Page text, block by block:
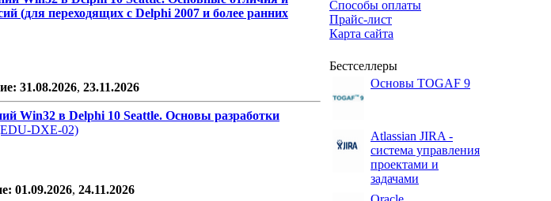
(для переходящих с Delphi 2007 и более ранних
31.08.2026, 23.11.2026
Win32 в Delphi 10 Seattle. Основы разработки
DXE-02)
01.09.2026, 24.11.2026
Способы оплаты
Прайс-лист
Карта сайта
Бестселлеры
Основы TOGAF 9
Atlassian JIRA -
система управления
проектами и
задачами